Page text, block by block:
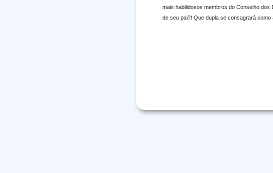
mais habilidosos membros do Conselho dos
de seu pai?! Que dupla se consagrará como